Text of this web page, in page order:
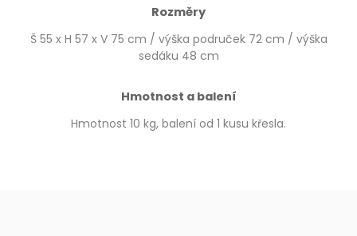
Rozměry
Š 55 x H 57 x V 75 cm / výška područek 72 cm / výška
sedáku 48 cm
Hmotnost a balení
Hmotnost 10 kg, balení od 1 kusu křesla.